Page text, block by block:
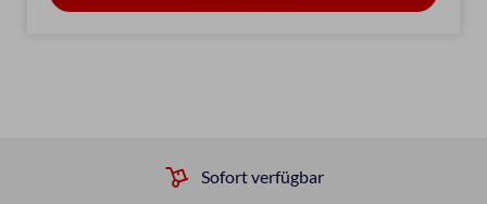
Sofort verfügbar